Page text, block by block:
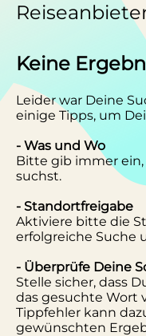
Keine
Leider war Deine
einige Tipps, um
- Was und Wo
Bitte gib immer ein,
suchst.
- Standortfreigabe
Aktiviere bitte die
erfolgreiche Suche
- Überprüfe Deine
Stelle sicher, dass
das gesuchte Wort
Tippfehler kann
gewünschten